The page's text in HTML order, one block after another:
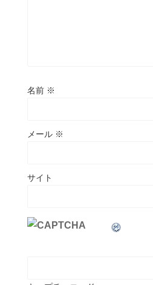
名前 ※
メール ※
サイト